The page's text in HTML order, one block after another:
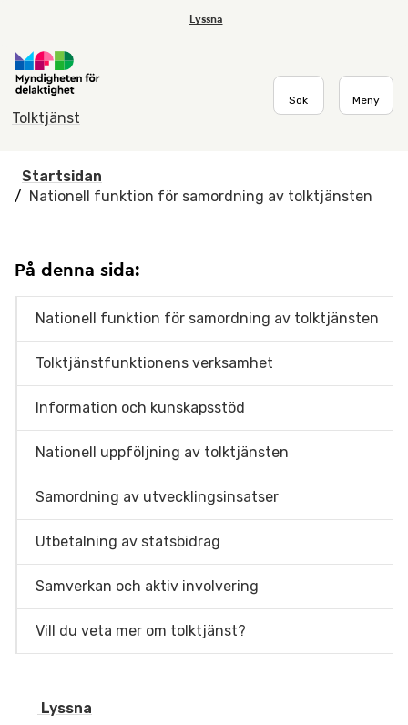
Lyssna
Tolktjänst
Sök Meny
Startsidan
/ Nationell funktion för samordning av tolktjänsten
Lyssna
På denna sida:
Nationell funktion för samordning av tolktjänsten
Tolktjänstfunktionens verksamhet
Information och kunskapsstöd
Nationell uppföljning av tolktjänsten
Samordning av utvecklingsinsatser
Utbetalning av statsbidrag
Samverkan och aktiv involvering
Vill du veta mer om tolktjänst?